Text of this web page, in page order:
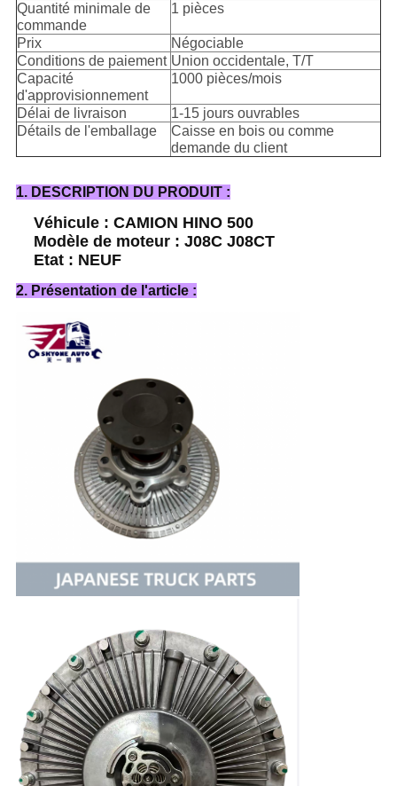
Quantité minimale de
commande
1 pièces
Prix
Négociable
Conditions de paiement Union occidentale, T/T
Capacité
d'approvisionnement
1000 pièces/mois
Délai de livraison
1-15 jours ouvrables
Détails de l'emballage
Caisse en bois ou comme
demande du client
1. DESCRIPTION DU PRODUIT :
Véhicule : CAMION HINO 500
Modèle de moteur : J08C J08CT
Etat : NEUF
2. Présentation de l'article :